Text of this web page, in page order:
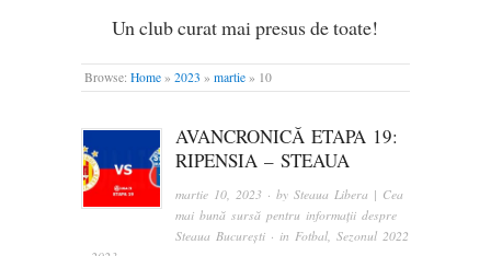
Un club curat mai presus de toate!
Browse: Home » 2023 » martie » 10
AVANCRONICĂ ETAPA 19:
RIPENSIA – STEAUA
martie 10, 2023 · bySteaua Libera | Cea
mai bună sursă pentru informații despre
Steaua București · inFotbal,Sezonul 2022